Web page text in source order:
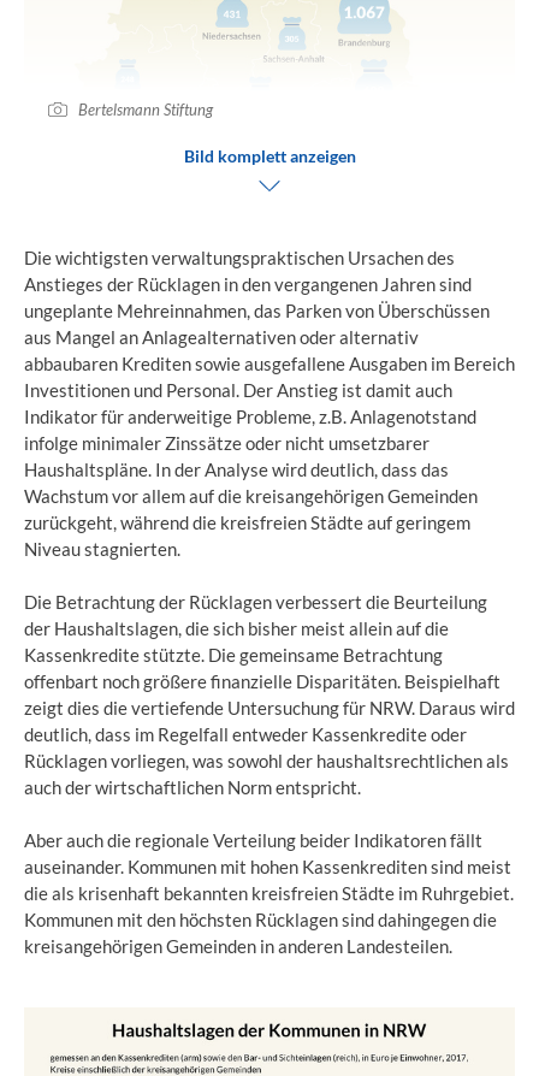
Bertelsmann Stiftung
Bild komplett anzeigen
Die wichtigsten verwaltungspraktischen Ursachen des
Anstieges der Rücklagen in den vergangenen Jahren sind
ungeplante Mehreinnahmen, das Parken von Überschüssen
aus Mangel an Anlagealternativen oder alternativ
abbaubaren Krediten sowie ausgefallene Ausgaben im Bereich
Investitionen und Personal. Der Anstieg ist damit auch
Indikator für anderweitige Probleme, z.B. Anlagenotstand
infolge minimaler Zinssätze oder nicht umsetzbarer
Haushaltspläne. In der Analyse wird deutlich, dass das
Wachstum vor allem auf die kreisangehörigen Gemeinden
zurückgeht, während die kreisfreien Städte auf geringem
Niveau stagnierten.
Die Betrachtung der Rücklagen verbessert die Beurteilung
der Haushaltslagen, die sich bisher meist allein auf die
Kassenkredite stützte. Die gemeinsame Betrachtung
offenbart noch größere finanzielle Disparitäten. Beispielhaft
zeigt dies die vertiefende Untersuchung für NRW. Daraus wird
deutlich, dass im Regelfall entweder Kassenkredite oder
Rücklagen vorliegen, was sowohl der haushaltsrechtlichen als
auch der wirtschaftlichen Norm entspricht.
Aber auch die regionale Verteilung beider Indikatoren fällt
auseinander. Kommunen mit hohen Kassenkrediten sind meist
die als krisenhaft bekannten kreisfreien Städte im Ruhrgebiet.
Kommunen mit den höchsten Rücklagen sind dahingegen die
kreisangehörigen Gemeinden in anderen Landesteilen.